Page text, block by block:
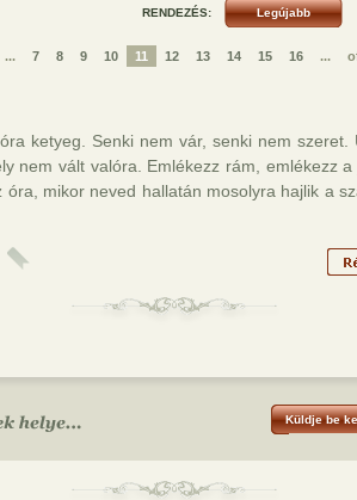
RENDEZÉS:
... 7 8 9 10 11 12 13 14 15 16 ...
ketyeg. Senki nem vár, senki nem szeret.
nem vált valóra. Emlékezz rám, emlékezz
mikor neved hallatán mosolyra hajlik a
Küldje be